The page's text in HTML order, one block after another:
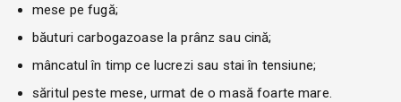
mese pe fugă;
băuturi carbogazoase la prânz sau cină;
mâncatul în timp ce lucrezi sau stai în tensiune;
săritul peste mese, urmat de o masă foarte mare.